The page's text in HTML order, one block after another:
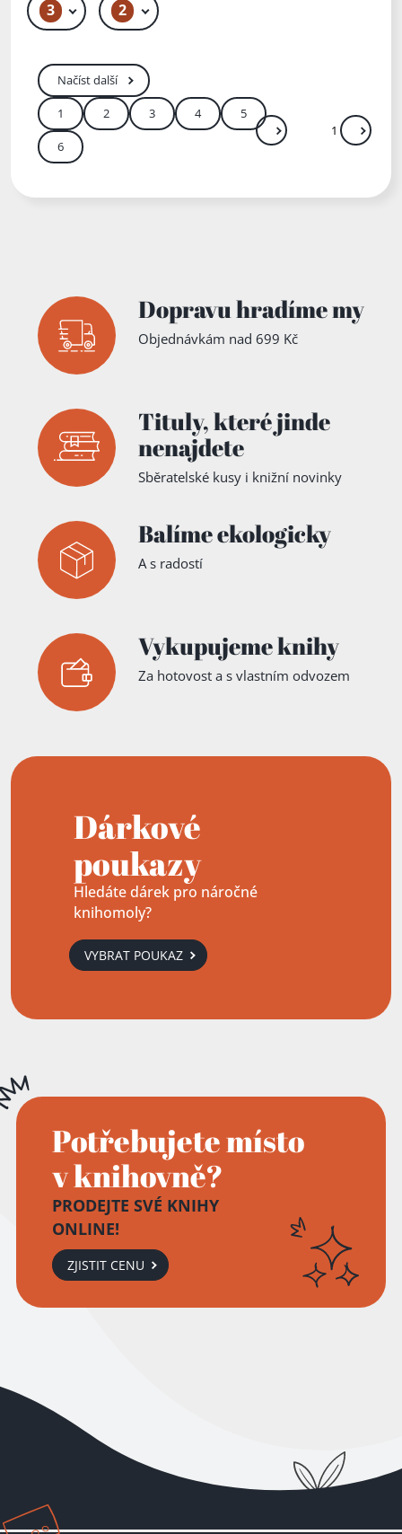
písemnict
ví do
současno
3 49 Kč 2
Načíst další
1 2 3 4 5
6 Další Přejít
Dopravu hradíme my
Objednávkám nad 699 Kč
Tituly,které jinde
nenajdete
Sběratelské kusy i knižní novinky
Balíme ekologicky
A s radostí
Vykupujeme knihy
Za hotovost a s vlastním odvozem
Dárkové
poukazy
Hledáte dárek pro náročné
knihomoly?
VYBRAT POUKAZ
Potřebujete místo
v knihovně?
PRODEJTE SVÉ KNIHY
ONLINE!
ZJISTIT CENU